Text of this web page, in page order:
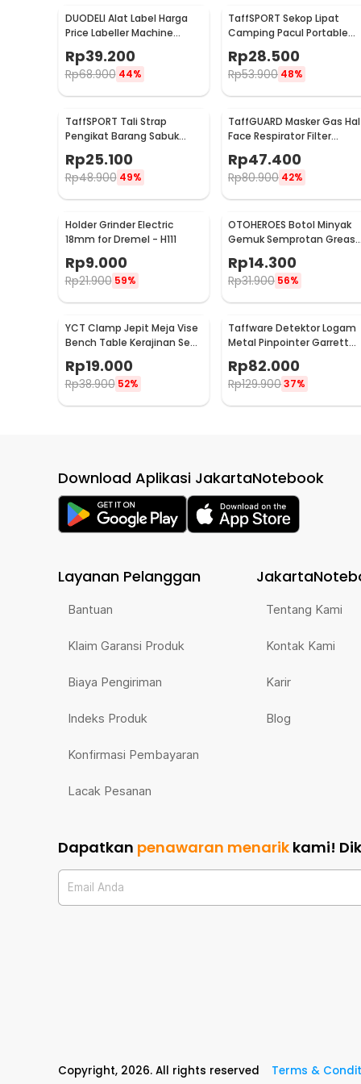
DUODELI Alat Label Harga
Price Labeller Machine
Coding - MX-5500
Rp39.200
Rp68.900 44%
TaffSPORT Sekop Lipat
Camping Pacul Portable
Tactical Survival 40cm - 101
Rp28.500
Rp53.900 48%
TaffSPORT Tali Strap
Pengikat Barang Sabuk
Rp25.100
Rp48.900 49%
TaffGUARD Masker Gas
Face Respirator Filter
Rp47.400
Rp80.900 42%
Holder Grinder Electric
18mm for Dremel - H111
Rp9.000
Rp21.900 59%
OTOHEROES Botol Minyak
Gemuk Semprotan Grease
Gun 250ml - Q001
Rp14.300
Rp31.900 56%
YCT Clamp Jepit Meja Vise
Bench Table Kerajinan Seni
Rp19.000
Rp38.900 52%
Taffware Detektor Logam
Metal Pinpointer Garrett
Waterproof - 1166000
Rp82.000
Rp129.90037%
Download Aplikasi JakartaNotebook
Layanan Pelanggan
Bantuan
Klaim Garansi Produk
Biaya Pengiriman
Indeks Produk
Konfirmasi Pembayaran
Lacak Pesanan
Tentang Kami
Kontak Kami
Karir
Blog
Dapatkan penawaran menarik kami!
Email Anda
Copyright, 2026. All rights reserved Terms &